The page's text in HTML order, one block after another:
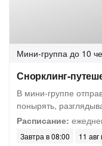
Мини-группа до 10
Снорклинг-
В мини-группе
понырять,
Расписание:
Завтра в 08:00 11 авг